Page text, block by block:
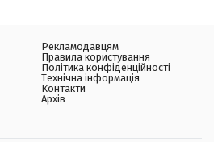
Рекламодавцям
Правила користування
Політика конфіденційності
Технічна інформація
Контакти
Архів